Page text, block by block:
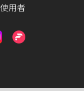
用者